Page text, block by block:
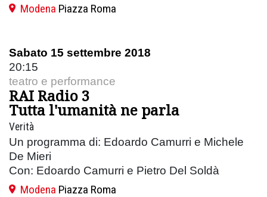
Modena Piazza Roma
Sabato 15 settembre 2018
20:15
teatro e performance
RAI Radio 3
Tutta l'umanità ne parla
Verità
Un programma di: Edoardo Camurri e Michele
De Mieri
Con: Edoardo Camurri e Pietro Del Soldà
Modena Piazza Roma